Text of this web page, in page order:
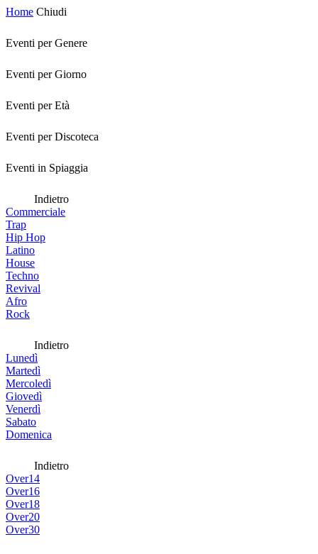
Home Chiudi
Eventi per Genere
Eventi per Giorno
Eventi per Età
Eventi per Discoteca
Eventi in Spiaggia
Indietro
Commerciale
Trap
Hip Hop
Latino
House
Techno
Revival
Afro
Rock
Indietro
Lunedì
Martedì
Mercoledì
Giovedì
Venerdì
Sabato
Domenica
Indietro
Over14
Over16
Over18
Over20
Over30